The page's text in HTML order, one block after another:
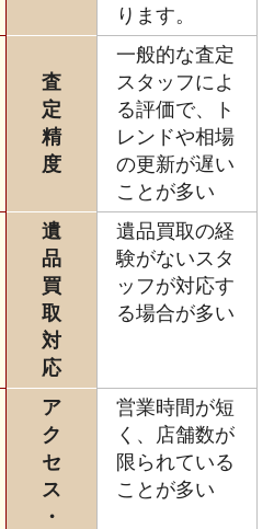
ります。
査
定
精
度
一般的な査定
スタッフによ
る評価で、ト
レンドや相場
の更新が遅い
ことが多い
遺
品
買
取
対
応
遺品買取の経
験がないスタ
ッフが対応す
る場合が多い
ア
ク
セ
ス
・
営業時間が短
く、店舗数が
限られている
ことが多い